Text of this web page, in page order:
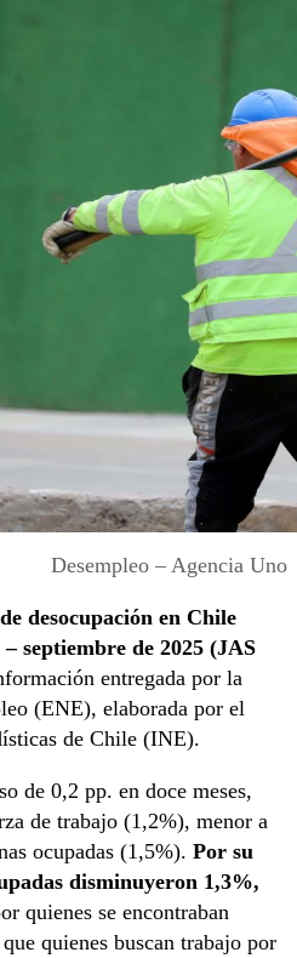
Desempleo – Agencia Uno
desocupación en Chile
septiembre de 2025 (JAS
entregada por la
(ENE), elaborada por el
de Chile (INE).
de 0,2 pp. en doce meses,
de trabajo (1,2%), menor a
ocupadas (1,5%). Por su
disminuyeron 1,3%,
quienes se encontraban
quienes buscan trabajo por